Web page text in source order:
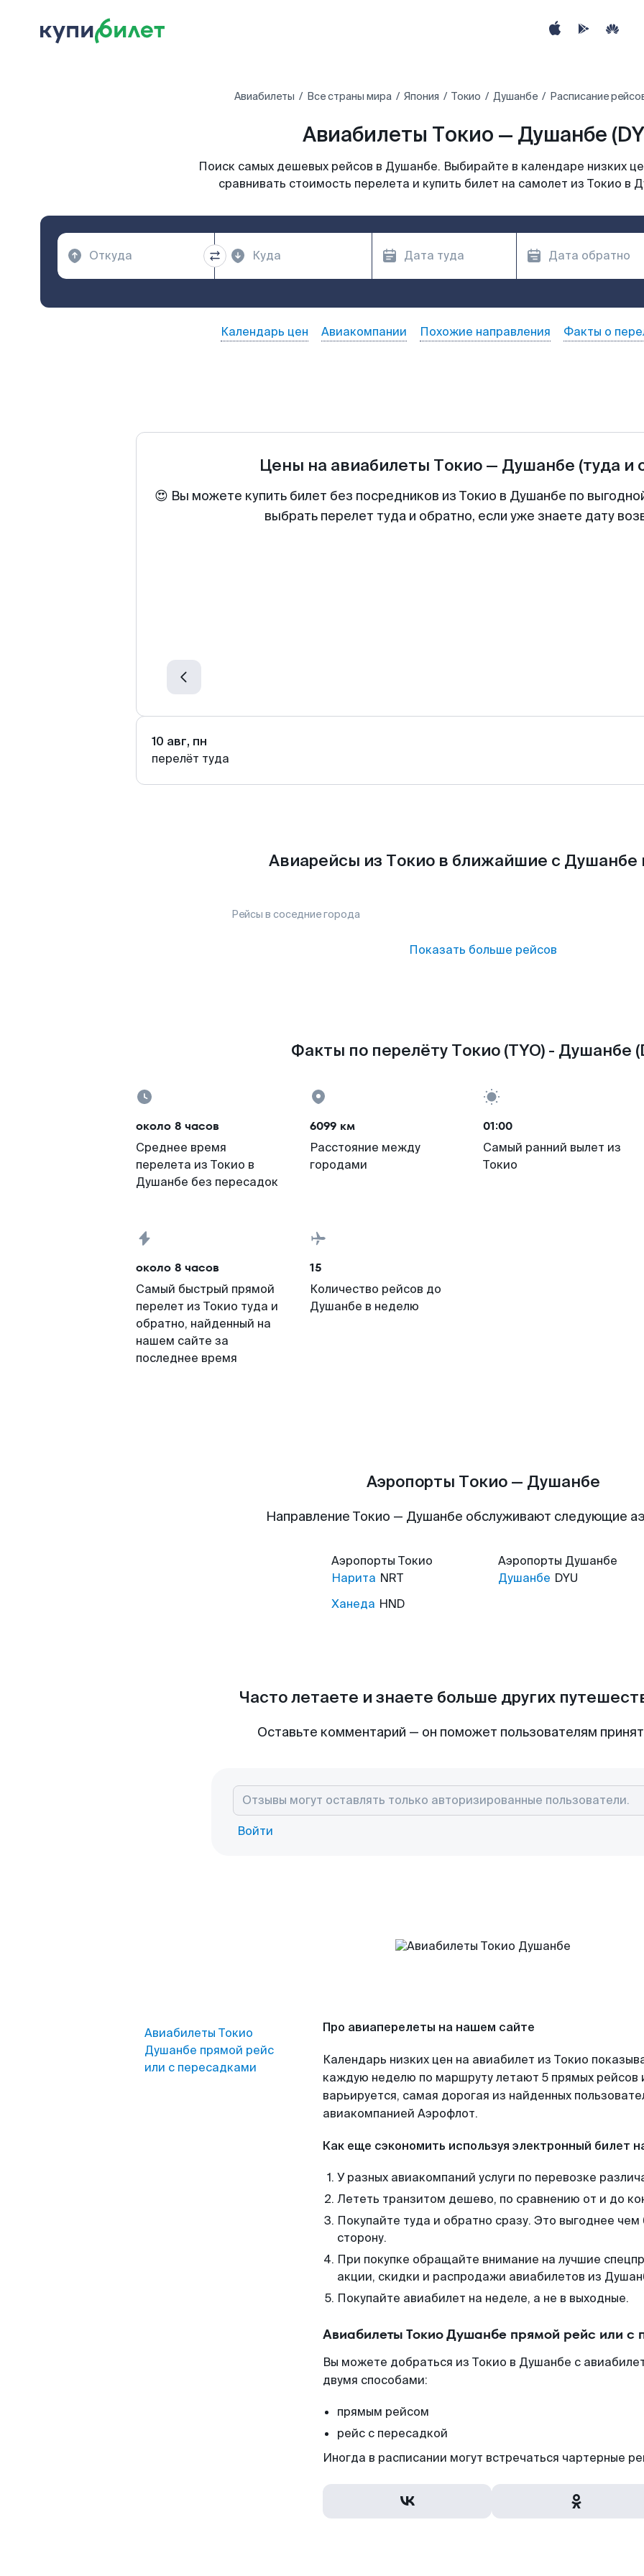
Авиабилеты Все страны мира Япония Токио Душанбе Расписание
Авиабилеты Токио — Душанбе
Поиск самых дешевых рейсов в Душанбе. Выбирайте в календаре низких
сравнивать стоимость перелета и купить билет на самолет из Токио в
Календарь цен Авиакомпании Похожие направления Факты о
Цены на авиабилеты Токио— Душанбе (туда и
😍 Вы можете купить билет без посредников из Токио в Душанбе по
выбрать перелет туда и обратно, если уже знаете дату
10 авг, пн
перелёт туда
Авиарейсы из Токио в ближайшие с Душанбе
Рейсы в соседние города
Показать больше рейсов
Факты по перелёту Токио (TYO) - Душанбе
около 8 часов
Среднее время
перелета из Токио в
Душанбе без пересадок
6099 км
Расстояние между
городами
01:00
Самый ранний вылет из
Токио
около 8 часов
Самый быстрый прямой
перелет из Токио туда и
обратно, найденный на
нашем сайте за
последнее время
15
Количество рейсов до
Душанбе в неделю
Аэропорты Токио — Душанбе
Направление Токио — Душанбе обслуживают следующие
Аэропорты Токио
Нарита NRT
Ханеда HND
Аэропорты Душанбе
Душанбе DYU
Часто летаете и знаете больше других
Оставьте комментарий — он поможет пользователям
Войти
Авиабилеты Токио
Душанбе прямой рейс
или с пересадками
Про авиаперелеты на нашем сайте
Календарь низких цен на авиабилет из Токио
каждую неделю по маршруту летают 5 прямых рейсов
варьируется, самая дорогая из найденных
авиакомпанией Аэрофлот.
Как еще сэкономить используя электронный билет
У разных авиакомпаний услуги по перевозке
Лететь транзитом дешево, по сравнению от и до
Покупайте туда и обратно сразу. Это выгоднее
сторону.
При покупке обращайте внимание на лучшие
акции, скидки и распродажи авиабилетов из
Покупайте авиабилет на неделе, а не в выходные.
Авиабилеты Токио Душанбе прямой рейс или с
Вы можете добраться из Токио в Душанбе с
двумя способами:
прямым рейсом
рейс с пересадкой
Иногда в расписании могут встречаться чартерные